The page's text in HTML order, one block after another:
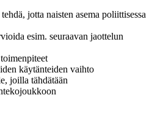
jotta naisten asema poliittisessa
esim. seuraavan jaottelun
käytänteiden vaihto
joilla tähdätään